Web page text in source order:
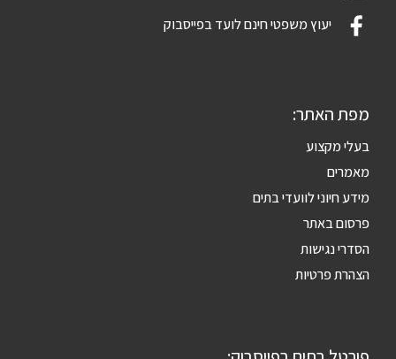
יעוץ משפטי חינם לועד בפייסבוק
מפת האתר:
בעלי מקצוע
מאמרים
מידע חיוני לוועדי בתים
פרסום באתר
הסדרי נגישות
הצהרת פרטיות